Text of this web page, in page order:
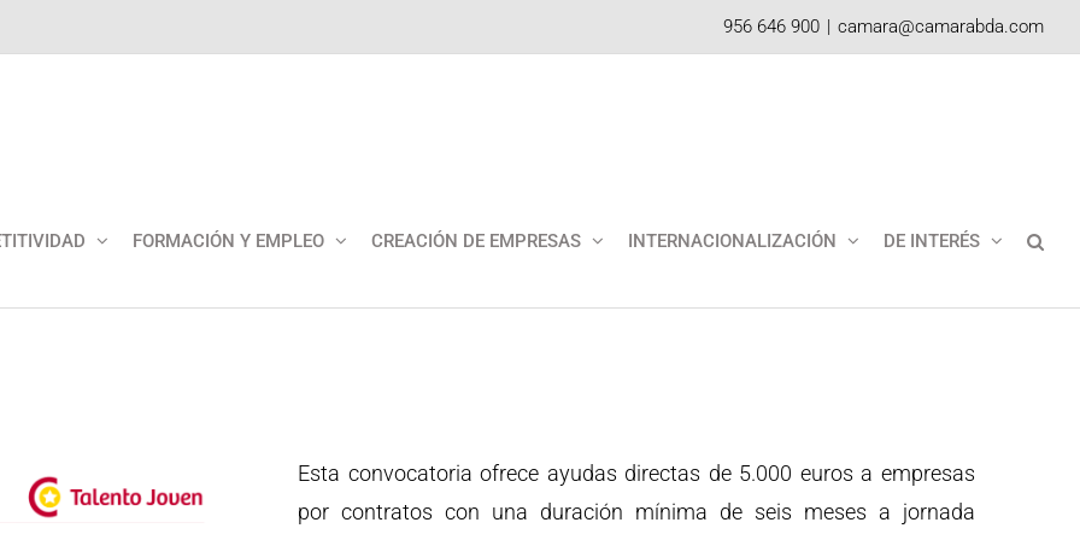
956 646 900 | camara@camarabda.com
FORMACIÓN Y EMPLEO CREACIÓN DE EMPRESAS INTERNACIONALIZACIÓN DE INTERÉS
Esta convocatoria ofrece ayudas directas de 5.000 euros a empresas
por contratos con una duración mínima de seis meses a jornada